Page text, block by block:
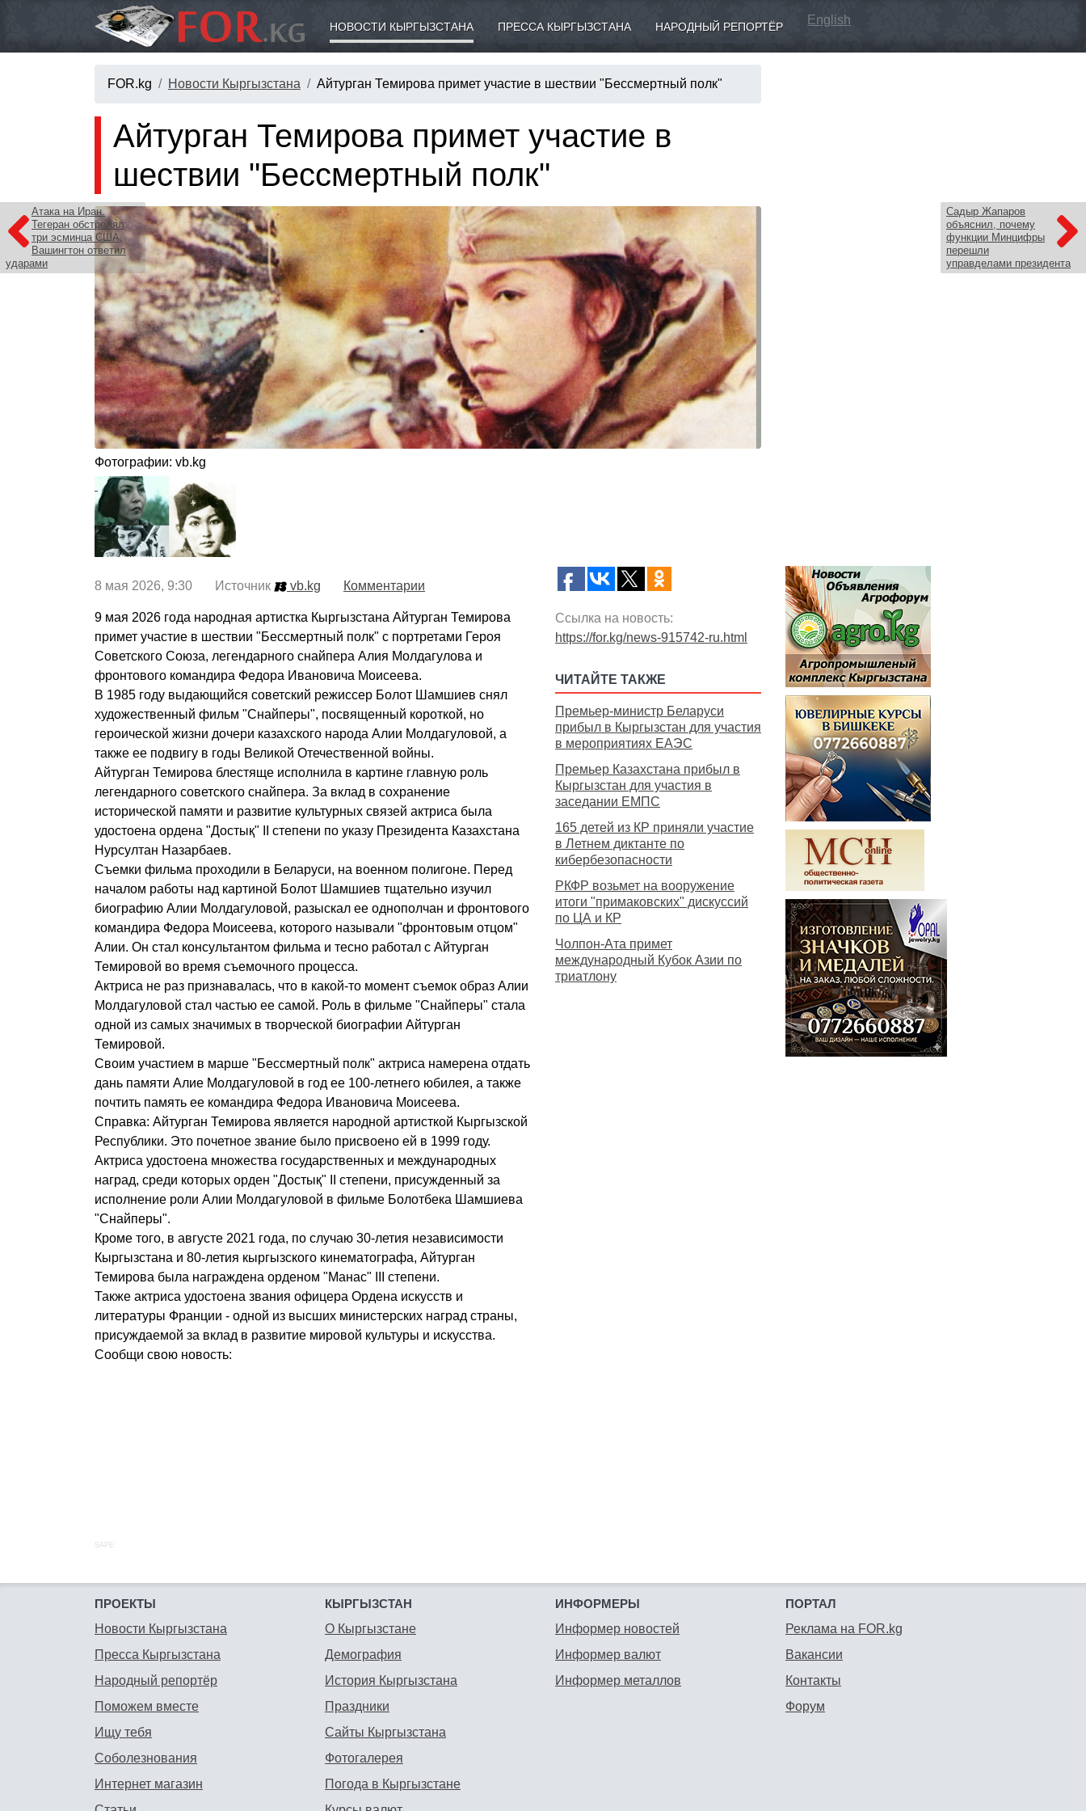
НОВОСТИ КЫРГЫЗСТАНА ПРЕССА КЫРГЫЗСТАНА НАРОДНЫЙ РЕПОРТЁР English
FOR.kg Новости Кыргызстана Айтурган Темирова примет участие в шествии "Бессмертный полк"
Атака на Иран.
Тегеран обстрелял
три эсминца США,
Вашингтон ответил
ударами
Садыр Жапаров
объяснил, почему
функции Минцифры
перешли
управделами президента
Айтурган Темирова примет участие в
шествии "Бессмертный полк"
Фотографии: vb.kg
8 мая 2026, 9:30 Источник vb.kg Комментарии
9 мая 2026 года народная артистка Кыргызстана Айтурган Темирова
примет участие в шествии "Бессмертный полк" с портретами Героя
Советского Союза, легендарного снайпера Алия Молдагулова и
фронтового командира Федора Ивановича Моисеева.
В 1985 году выдающийся советский режиссер Болот Шамшиев снял
художественный фильм "Снайперы", посвященный короткой, но
героической жизни дочери казахского народа Алии Молдагуловой, а
также ее подвигу в годы Великой Отечественной войны.
Айтурган Темирова блестяще исполнила в картине главную роль
легендарного советского снайпера. За вклад в сохранение
исторической памяти и развитие культурных связей актриса была
удостоена ордена "Достық" II степени по указу Президента Казахстана
Нурсултан Назарбаев.
Съемки фильма проходили в Беларуси, на военном полигоне. Перед
началом работы над картиной Болот Шамшиев тщательно изучил
биографию Алии Молдагуловой, разыскал ее однополчан и фронтового
командира Федора Моисеева, которого называли "фронтовым отцом"
Алии. Он стал консультантом фильма и тесно работал с Айтурган
Темировой во время съемочного процесса.
Актриса не раз признавалась, что в какой-то момент съемок образ Алии
Молдагуловой стал частью ее самой. Роль в фильме "Снайперы" стала
одной из самых значимых в творческой биографии Айтурган
Темировой.
Своим участием в марше "Бессмертный полк" актриса намерена отдать
дань памяти Алие Молдагуловой в год ее 100-летнего юбилея, а также
почтить память ее командира Федора Ивановича Моисеева.
Справка: Айтурган Темирова является народной артисткой Кыргызской
Республики. Это почетное звание было присвоено ей в 1999 году.
Актриса удостоена множества государственных и международных
наград, среди которых орден "Достық" II степени, присужденный за
исполнение роли Алии Молдагуловой в фильме Болотбека Шамшиева
"Снайперы".
Кроме того, в августе 2021 года, по случаю 30-летия независимости
Кыргызстана и 80-летия кыргызского кинематографа, Айтурган
Темирова была награждена орденом "Манас" III степени.
Также актриса удостоена звания офицера Ордена искусств и
литературы Франции - одной из высших министерских наград страны,
присуждаемой за вклад в развитие мировой культуры и искусства.
Сообщи свою новость:
Ссылка на новость:
https://for.kg/news-915742-ru.html
ЧИТАЙТЕ ТАКЖЕ
Премьер-министр Беларуси
прибыл в Кыргызстан для участия
в мероприятиях ЕАЭС
Премьер Казахстана прибыл в
Кыргызстан для участия в
заседании ЕМПС
165 детей из КР приняли участие
в Летнем диктанте по
кибербезопасности
РКФР возьмет на вооружение
итоги "примаковских" дискуссий
по ЦА и КР
Чолпон-Ата примет
международный Кубок Азии по
триатлону
SAPE:
ПРОЕКТЫ
Новости Кыргызстана
Пресса Кыргызстана
Народный репортёр
Поможем вместе
Ищу тебя
Соболезнования
Интернет магазин
КЫРГЫЗСТАН
О Кыргызстане
Демография
История Кыргызстана
Праздники
Сайты Кыргызстана
Фотогалерея
Погода в Кыргызстане
ИНФОРМЕРЫ
Информер новостей
Информер валют
Информер металлов
ПОРТАЛ
Реклама на FOR.kg
Вакансии
Контакты
Форум